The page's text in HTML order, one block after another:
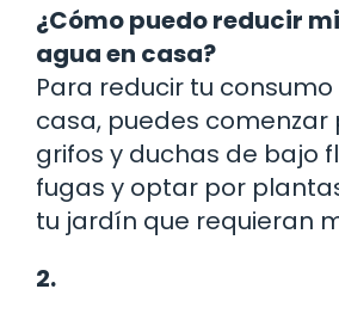
¿Cómo puedo reducir
agua en casa?
Para reducir tu
casa, puedes comenzar
grifos y duchas de bajo
fugas y optar por
tu jardín que requieran
2.